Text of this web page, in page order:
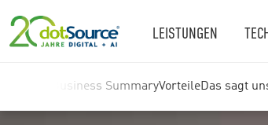
LEISTUNGEN
Business SummaryVorteileDas sagt